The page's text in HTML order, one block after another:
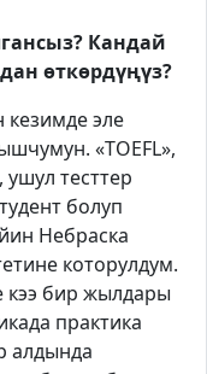
Кандай
өткөрдүңүз?
кезимде эле
«TOEFL»,
ушул тесттер
болуп
Небраска
которулдум.
кээ бир жылдары
практика
алдында